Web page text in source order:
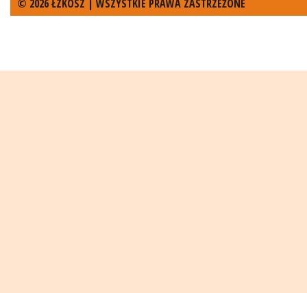
© 2026 ŁZKOSZ | WSZYSTKIE PRAWA ZASTRZEŻONE